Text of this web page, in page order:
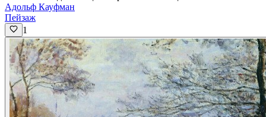
Адольф Кауфман
Пейзаж
1